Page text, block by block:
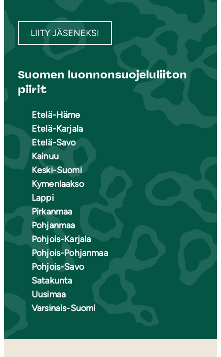
LIITY JÄSENEKSI
Suomen luonnonsuojeluliiton
piirit
Etelä-Häme
Etelä-Karjala
Etelä-Savo
Kainuu
Keski-Suomi
Kymenlaakso
Lappi
Pirkanmaa
Pohjanmaa
Pohjois-Karjala
Pohjois-Pohjanmaa
Pohjois-Savo
Satakunta
Uusimaa
Varsinais-Suomi